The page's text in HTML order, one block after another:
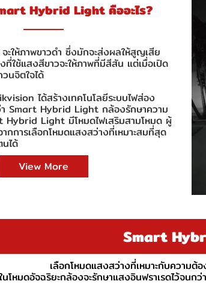
Hybrid Light คืออะไร?
ะให้ภาพขาวดำ ซึ่งมักจะส่งผลให้สูญเสีย
ที่ใช้แสงสีขาวจะให้ภาพที่มีสีสัน แต่เมื่อเปิด
นจิตใจได้
ได้สร้างเทคโนโลยีระบบไฟส่อง
า Smart Hybrid Light กล้องรักษาความ
Light มีโหมดไฟเสริมสามโหมด ผู้
ากการเลือกโหมดแสงสว่างที่เหมาะสมที่สุด
ได้
View More
Smart
เลือกโหมดแสงสว่างที่เหมาะกับความ
นโหมดอัจฉริยะกล้องจะรักษาแสงอินฟราเรดไว้จนก